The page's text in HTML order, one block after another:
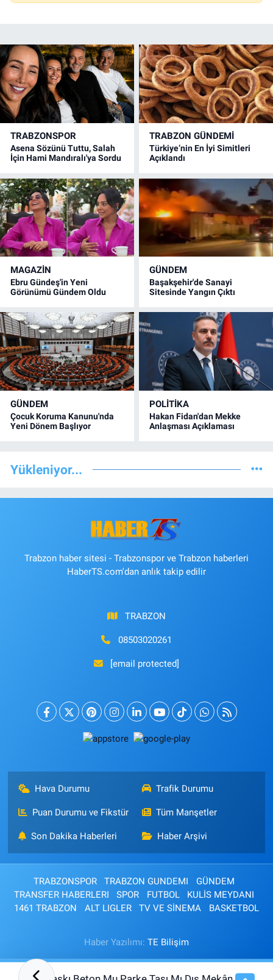
TRABZONSPOR
Asena Sözünü Tuttu, Salah
İçin Hami Mandıralı'ya Sordu
TRABZON GÜNDEMİ
Türkiye’nin En İyi Simitleri
Açıklandı
MAGAZİN
Ebru Gündeş'in Yeni
Görünümü Gündem Oldu
GÜNDEM
Başakşehir'de Sanayi
Sitesinde Yangın Çıktı
GÜNDEM
Çocuk Koruma Kanunu'nda
Yeni Dönem Başlıyor
POLİTİKA
Hakan Fidan'dan Mekke
Anlaşması Açıklaması
Yükleniyor...
Trabzon haber sitesi - Trabzonspor ve Trabzon haberleri
HaberTS.com'dan anlık takip edilir
TRABZON
08503020261
[email protected]
Hava Durumu Trafik Durumu
Puan Durumu ve Fikstür Tüm Manşetler
Son Dakika Haberleri Haber Arşivi
TRABZONSPOR TRABZON GUNDEMI
GÜNDEM
TRANSFER HABERLERI
SPOR FUTBOL
KULİS MEYDANI
1461 TRABZON
ALT LIGLER TV VE SİNEMA BASKETBOL
Haber Yazılımı: TE Bilişim